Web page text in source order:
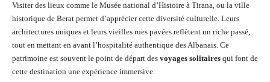
Visiter des lieux comme le Musée national d’Histoire à Tirana, ou la ville
historique de Berat permet d’apprécier cette diversité culturelle. Leurs
architectures uniques et leurs vieilles rues pavées reflètent un riche passé,
tout en mettant en avant l’hospitalité authentique des Albanais. Ce
patrimoine est souvent le point de départ des voyages solitaires qui font de
cette destination une expérience immersive.